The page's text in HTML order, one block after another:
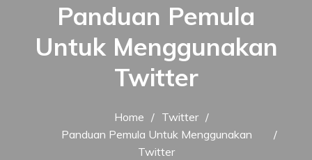
Panduan Pemula
Untuk Menggunakan
Twitter
Home
Twitter
Panduan Pemula Untuk Menggunakan
Twitter